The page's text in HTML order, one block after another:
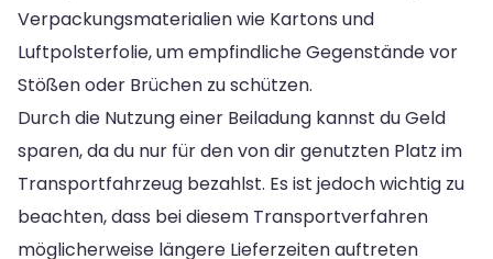
Verpackungsmaterialien wie Kartons und
Luftpolsterfolie, um empfindliche Gegenstände vor
Stößen oder Brüchen zu schützen.
Durch die Nutzung einer Beiladung kannst du Geld
sparen, da du nur für den von dir genutzten Platz im
Transportfahrzeug bezahlst. Es ist jedoch wichtig zu
beachten, dass bei diesem Transportverfahren
möglicherweise längere Lieferzeiten auftreten